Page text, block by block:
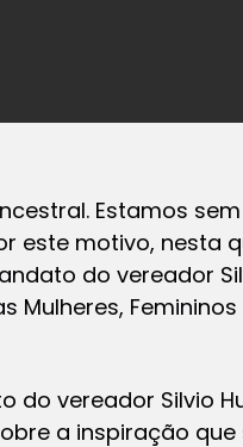
Estamos
este motivo, nesta
do vereador
Femininos
do vereador Silvio
a inspiração que